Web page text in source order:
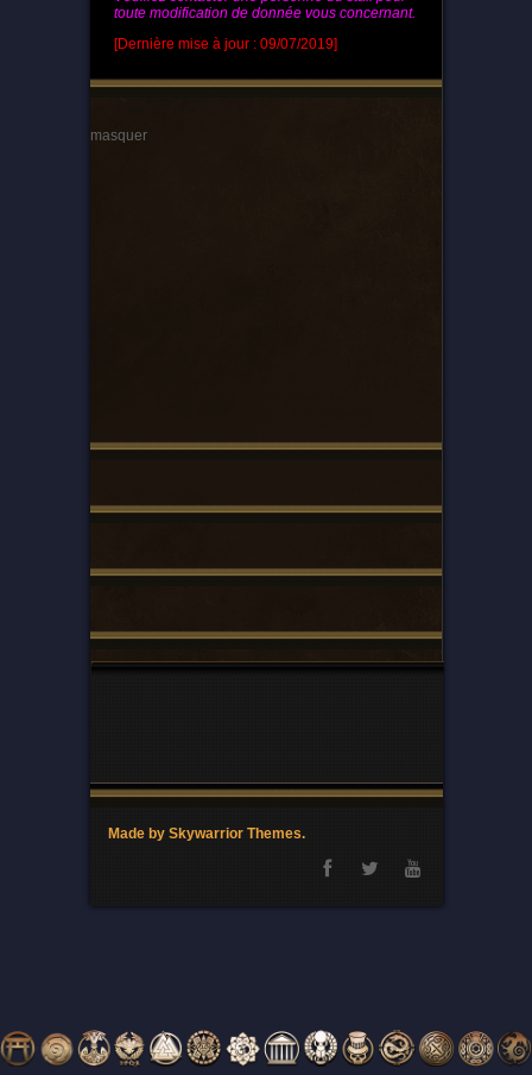
toute modification de donnée vous concernant.
[Dernière mise à jour : 09/07/2019]
masquer
Made by Skywarrior Themes.